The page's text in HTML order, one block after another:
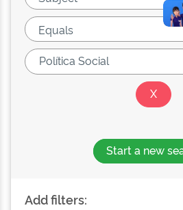
Start a new
Add filters: